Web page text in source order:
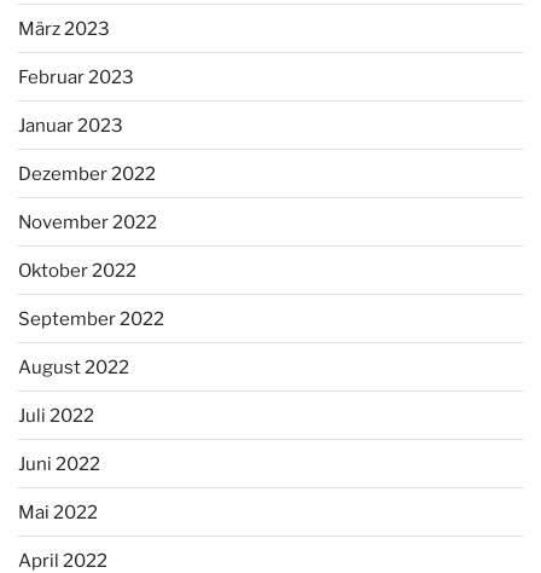
März 2023
Februar 2023
Januar 2023
Dezember 2022
November 2022
Oktober 2022
September 2022
August 2022
Juli 2022
Juni 2022
Mai 2022
April 2022